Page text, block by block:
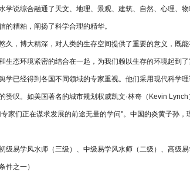
学说综合融通了天文、地理、景观、建筑、自然、心理、
的糟粕，阐扬了科学合理的精华。
久，博大精深，对人类的生存空间提供了重要的意义，既
生态环境紧密的结合在一起，为我们赖以生存的环境起到了
学已经得到各国不同领域的专家重视。他们采用现代科学
赞叹。如美国著名的城市规划权威凯文·林奇（Kevin
家们正在谋求发展的前途无量的学问"。中国的炎黄子孙，
级易学风水师（三级）、中级易学风水师（二级）、高级易
件之一）